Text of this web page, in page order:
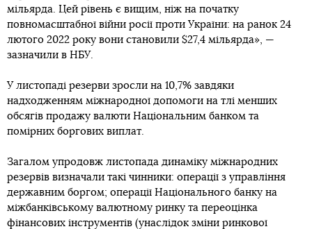
мільярда. Цей рівень є вищим, ніж на початку
повномасштабної війни росії проти України: на ранок 24
лютого 2022 року вони становили $27,4 мільярда», —
зазначили в НБУ.
У листопаді резерви зросли на 10,7% завдяки
надходженням міжнародної допомоги на тлі менших
обсягів продажу валюти Національним банком та
помірних боргових виплат.
Загалом упродовж листопада динаміку міжнародних
резервів визначали такі чинники: операції з управління
державним боргом; операції Національного банку на
міжбанківському валютному ринку та переоцінка
фінансових інструментів (унаслідок зміни ринкової